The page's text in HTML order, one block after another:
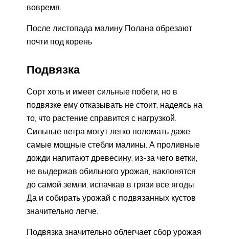
вовремя.
После листопада малину Полана обрезают
почти под корень
Подвязка
Сорт хоть и имеет сильные побеги, но в
подвязке ему отказывать не стоит, надеясь на
то, что растение справится с нагрузкой.
Сильные ветра могут легко поломать даже
самые мощные стебли малины. А проливные
дожди напитают древесину, из-за чего ветки,
не выдержав обильного урожая, наклонятся
до самой земли, испачкав в грязи все ягоды.
Да и собирать урожай с подвязанных кустов
значительно легче.
Подвязка значительно облегчает сбор урожая